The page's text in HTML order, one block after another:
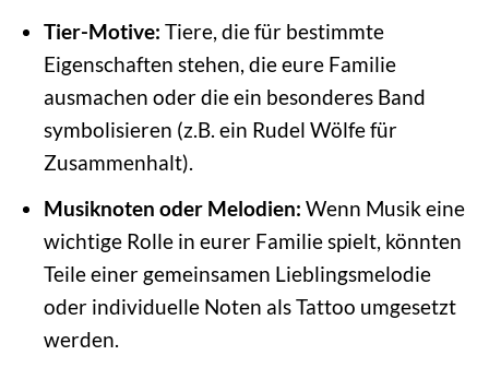
Tier-Motive: Tiere, die für bestimmte
Eigenschaften stehen, die eure Familie
ausmachen oder die ein besonderes Band
symbolisieren (z.B. ein Rudel Wölfe für
Zusammenhalt).
Musiknoten oder Melodien: Wenn Musik eine
wichtige Rolle in eurer Familie spielt, könnten
Teile einer gemeinsamen Lieblingsmelodie
oder individuelle Noten als Tattoo umgesetzt
werden.